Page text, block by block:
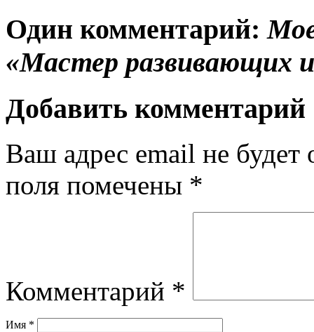
Один комментарий:
«Мастер развивающих
Добавить комментарий
Ваш адрес email не будет
поля помечены *
Комментарий *
Имя *